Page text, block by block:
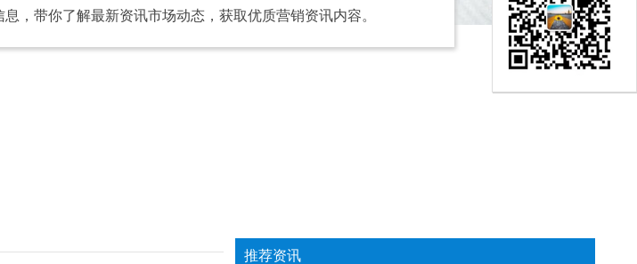
，带你了解最新资讯市场动态，获取优质营销资讯内容。
推荐资讯